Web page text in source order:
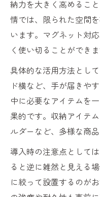
納力を大きく高めるこ
情では、限られた空間
います。マグネット対
く使い切ることができま
具体的な活用方法とし
ド横など、手が届きや
中に必要なアイテムを
果的です。収納アイテ
ルダーなど、多様な商
導入時の注意点として
ると逆に雑然と見える
に絞って設置するのが